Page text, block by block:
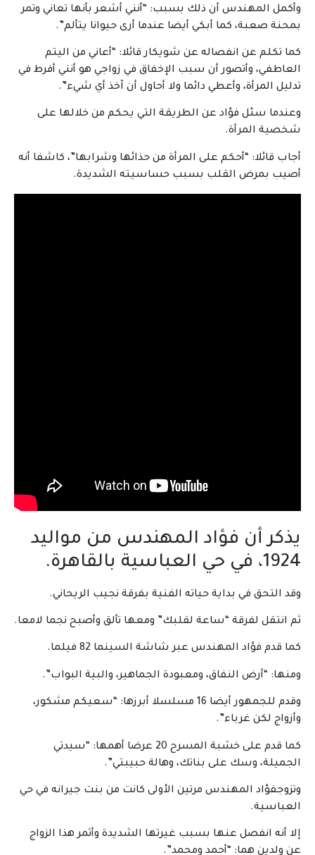
وأكمل المهندس أن ذلك بسبب: “أنني أشعر بأنها تعاني وتمر
بمحنة صعبة، كما أبكي أيضا عندما أرى حيوانا يتألم”.
كما تكلم عن انفصاله عن شويكار قائلا: “أعاني من اليتم
العاطفي، وأتصور أن سبب الإخفاق في زواجي هو أنني أفرط في
تدليل المرأة، وأعطي دائما ولا أحاول أن آخذ أي شيء”.
وعندما سئل فؤاد عن الطريقة التي يحكم من خلالها على
شخصية المرأة.
أجاب قائلا: “أحكم على المرأة من حذائها وشرابها”، كاشفا أنه
أصيب بمرض القلب بسبب حساسيته الشديدة.
يذكر أن فؤاد المهندس من مواليد
1924، في حي العباسية بالقاهرة.
وقد التحق في بداية حياته الفنية بفرقة نجيب الريحاني.
ثم انتقل لفرقة “ساعة لقلبك” ومعها تألق وأصبح نجما لامعا.
كما قدم فؤاد المهندس عبر شاشة السينما 82 فيلما.
ومنها: “أرض النفاق، ومعبودة الجماهير، والبية البواب”.
وقدم للجمهور أيضا 16 مسلسلا أبرزها: “سعيكم مشكور،
وأزواج لكن غرباء”.
كما قدم على خشبة المسرح 20 عرضا أهمها: “سيدتي
الجميلة، وسك على بناتك، وهالة حبيبتي”.
وتزوجفؤاد المهندس مرتين الأولى كانت من بنت جيرانه في حي
العباسية.
إلا أنه انفصل عنها بسبب غيرتها الشديدة وأثمر هذا الزواج
عن ولدين هما: “أحمد ومحمد”.